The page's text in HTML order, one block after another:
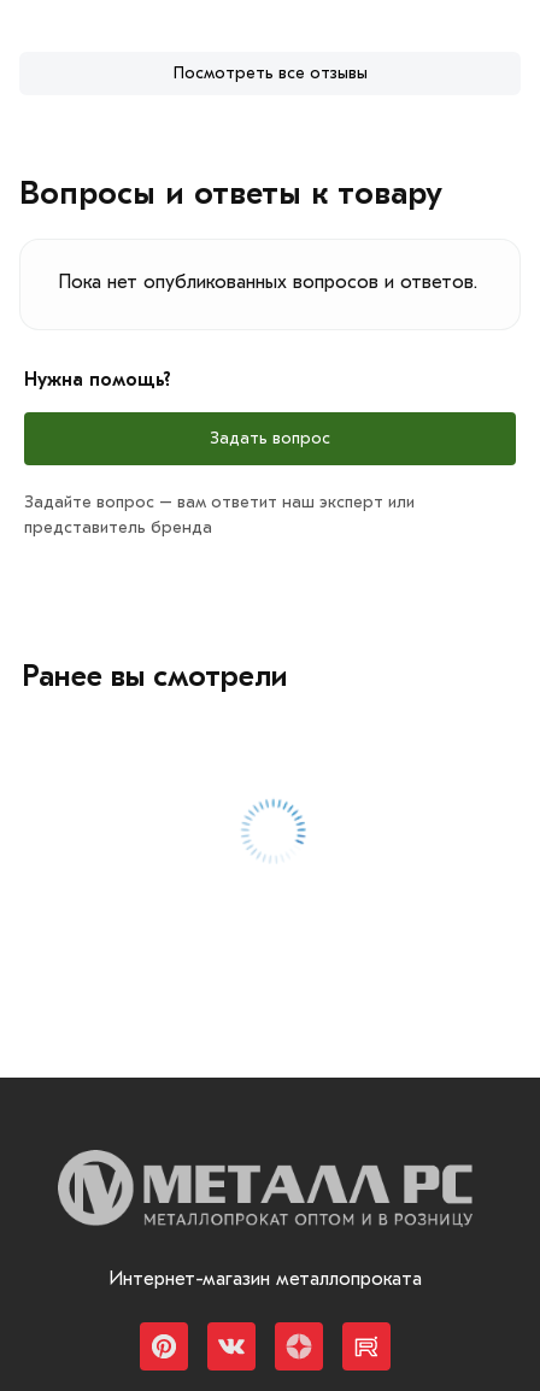
Посмотреть все отзывы
Вопросы и ответы к товару
Пока нет опубликованных вопросов и ответов.
Нужна помощь?
Задать вопрос
Задайте вопрос – вам ответит наш эксперт или
представитель бренда
Ранее вы смотрели
Интернет-магазин металлопроката